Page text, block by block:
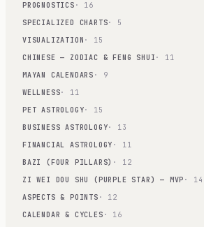
PROGNOSTICS · 16
SPECIALIZED CHARTS· 5
VISUALIZATION · 15
CHINESE — ZODIAC & FENG SHUI · 11
MAYAN CALENDARS · 9
WELLNESS· 11
PET ASTROLOGY· 15
BUSINESS ASTROLOGY· 13
FINANCIAL ASTROLOGY · 11
BAZI (FOUR PILLARS) · 12
ZI WEI DOU SHU (PURPLE STAR) — MVP · 14
ASPECTS & POINTS · 12
CALENDAR & CYCLES · 16